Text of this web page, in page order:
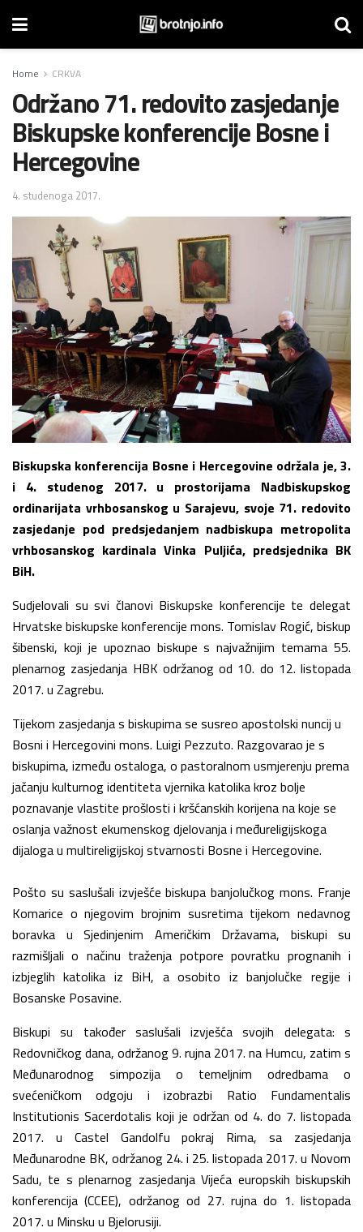
Home CRKVA
Održano 71. redovito zasjedanje
Biskupske konferencije Bosne i
Hercegovine
4. studenoga 2017.
Biskupska konferencija Bosne i Hercegovine održala je, 3.
i 4. studenog 2017. u prostorijama Nadbiskupskog
ordinarijata vrhbosanskog u Sarajevu, svoje 71. redovito
zasjedanje pod predsjedanjem nadbiskupa metropolita
vrhbosanskog kardinala Vinka Puljića, predsjednika BK
BiH.
Sudjelovali su svi članovi Biskupske konferencije te delegat
Hrvatske biskupske konferencije mons. Tomislav Rogić, biskup
šibenski, koji je upoznao biskupe s najvažnijim temama 55.
plenarnog zasjedanja HBK održanog od 10. do 12. listopada
2017. u Zagrebu.
Tijekom zasjedanja s biskupima se susreo apostolski nuncij u
Bosni i Hercegovini mons. Luigi Pezzuto. Razgovarao je s
biskupima, između ostaloga, o pastoralnom usmjerenju prema
jačanju kulturnog identiteta vjernika katolika kroz bolje
poznavanje vlastite prošlosti i kršćanskih korijena na koje se
oslanja važnost ekumenskog djelovanja i međureligijskoga
dijaloga u multireligijskoj stvarnosti Bosne i Hercegovine.
Pošto su saslušali izvješće biskupa banjolučkog mons. Franje
Komarice o njegovim brojnim susretima tijekom nedavnog
boravka u Sjedinjenim Američkim Državama, biskupi su
razmišljali o načinu traženja potpore povratku prognanih i
izbjeglih katolika iz BiH, a osobito iz banjolučke regije i
Bosanske Posavine.
Biskupi su također saslušali izvješća svojih delegata: s
Redovničkog dana, održanog 9. rujna 2017. na Humcu, zatim s
Međunarodnog simpozija o temeljnim odredbama o
svećeničkom odgoju i izobrazbi Ratio Fundamentalis
Institutionis Sacerdotalis koji je održan od 4. do 7. listopada
2017. u Castel Gandolfu pokraj Rima, sa zasjedanja
Međunarodne BK, održanog 24. i 25. listopada 2017. u Novom
Sadu, te s plenarnog zasjedanja Vijeća europskih biskupskih
konferencija (CCEE), održanog od 27. rujna do 1. listopada
2017. u Minsku u Bjelorusiji.